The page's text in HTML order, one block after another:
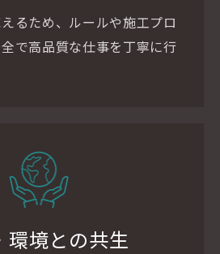
るため、ルールや施工プロ
で高品質な仕事を丁寧に行
環境との共生